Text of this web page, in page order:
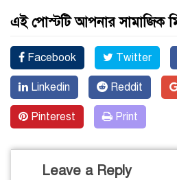
এই পোস্টটি আপনার সামাজিক
Facebook Twitter
Linkedin Reddit
Pinterest Print
Leave a Reply